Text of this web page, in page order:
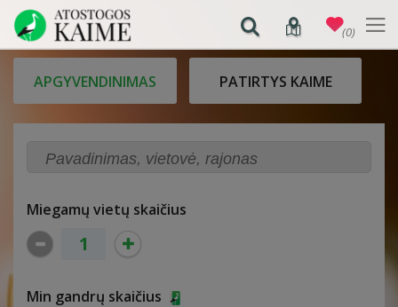
APGYVENDINIMAS PATIRTYS KAIME
Miegamų vietų skaičius
Min gandrų skaičius
(0)